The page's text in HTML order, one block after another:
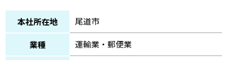
本社所在地
尾道市
業種
運輸業・郵便業